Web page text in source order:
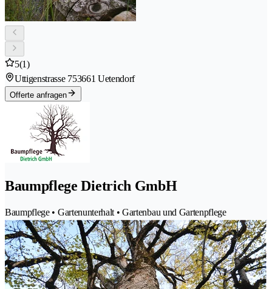
5(1)
Uttigenstrasse 753661 Uetendorf
Offerte anfragen
Baumpflege Dietrich GmbH
Baumpflege • Gartenunterhalt • Gartenbau und Gartenpflege